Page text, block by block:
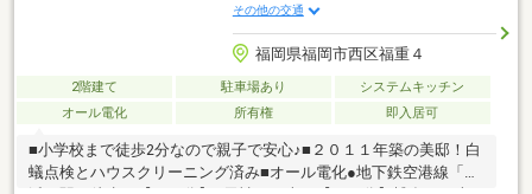
その他の交通
福岡県福岡市西区福重４
2階建て 駐車場あり
システムキッチン
オール電化
所有権 即入居可
■小学校まで徒歩2分なので親子で安心♪■２０１１年築の美邸！白
蟻点検とハウスクリーニング済み■オール電化●地下鉄空港線「姪